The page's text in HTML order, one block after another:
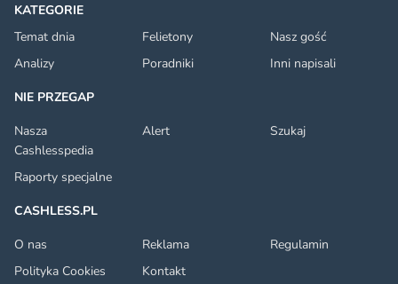
KATEGORIE
Temat dnia
Felietony
Nasz gość
Analizy
Poradniki
Inni napisali
NIE PRZEGAP
Nasza
Cashlesspedia
Alert Szukaj
Raporty specjalne
CASHLESS.PL
O nas
Reklama
Regulamin
Polityka Cookies
Kontakt